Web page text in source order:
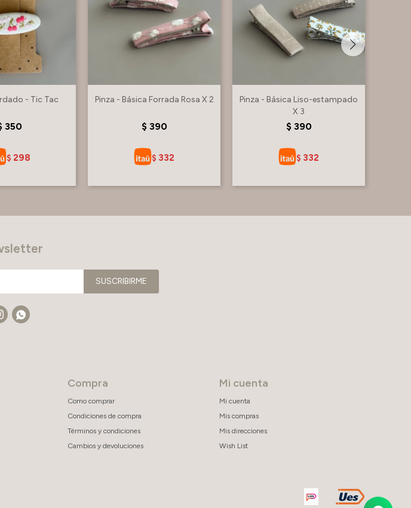
- Tic Tac
350
$ 298
Pinza - Básica Forrada Rosa X 2
$ 390
$ 332
Pinza - Básica Liso-estampado
X 3
$ 390
$ 332
Compra
Como comprar
Condiciones de compra
Términos y condiciones
Cambios y devoluciones
Mi cuenta
Mi cuenta
Mis compras
Mis direcciones
Wish List
SUSCRIBIRME
